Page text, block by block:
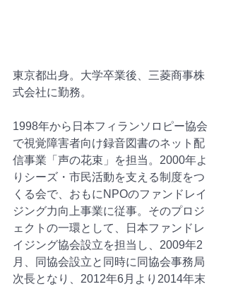
東京都出身。大学卒業後、三菱商事株
式会社に勤務。
1998年から日本フィランソロピー協会
で視覚障害者向け録音図書のネット配
信事業「声の花束」を担当。2000年よ
りシーズ・市民活動を支える制度をつ
くる会で、おもにNPOのファンドレイ
ジング力向上事業に従事。そのプロジ
ェクトの一環として、日本ファンドレ
イジング協会設立を担当し、2009年2
月、同協会設立と同時に同協会事務局
次長となり、2012年6月より2014年末